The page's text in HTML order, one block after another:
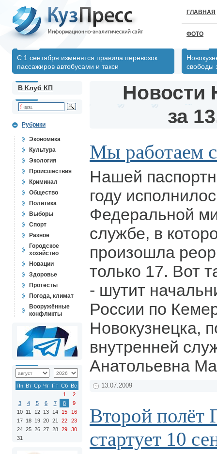
ГЛАВНАЯ
ФОТО
С 1 сентября изменятся правила перевозок
пассажиров автобусами и такси
свободы
В Клуб КП
Рубрики
Экономика
Культура
Экология
Происшествия
Криминал
Общество
Политика
Выборы
Спорт
Разное
Городское
хозяйство
Новации
Здоровье
Протесты
Погода, климат
Вооружённые
конфликты
Пн Вт Ср Чт Пт Сб Вс
1
2
3
4 5 6 7 8
9
10 11 12 13 14 15
16
17 18 19 20 21 22
23
24 25 26 27 28 29
30
31
Новости
за
Мы работаем
Нашей
году
Федеральной
службе, в
произошла
только 17. Вот
- шутит
России по
Новокузнецка,
внутренней
Анатольевна
13.07.2009
Второй полёт
стартует 10